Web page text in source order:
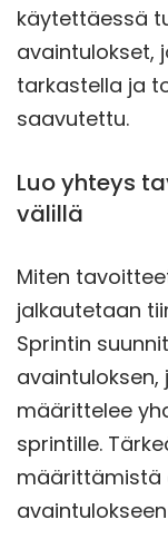
käytettäessä
avaintulokset,
tarkastella ja
saavutettu.
Luo yhteys
välillä
Miten
jalkautetaan
Sprintin
määrittelee
sprintille.
määrittämistä